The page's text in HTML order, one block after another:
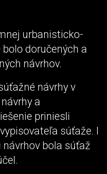
urbanisticko-
doručených a
návrhov.
návrhy v
a
priniesli
súťaže. I
bola súťaž